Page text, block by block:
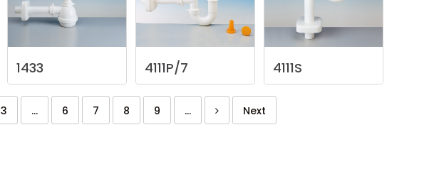
1433 4111P/7 4111S
3 ... 6 7 8 9 ... Next